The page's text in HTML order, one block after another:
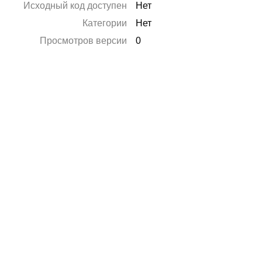
Исходный код доступен
Нет
Категории
Нет
Просмотров версии
0